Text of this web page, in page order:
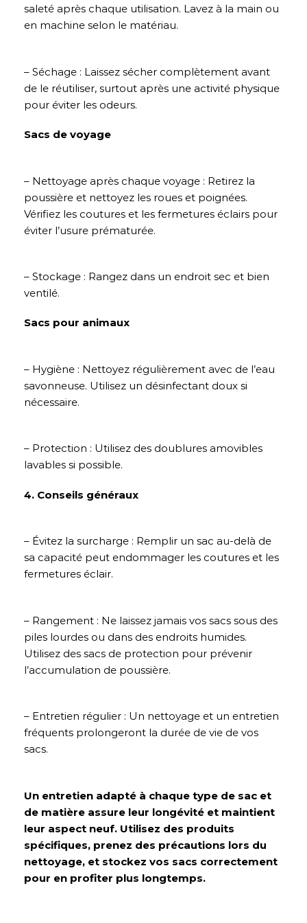
saleté après chaque utilisation. Lavez à la main ou
en machine selon le matériau.
– Séchage : Laissez sécher complètement avant
de le réutiliser, surtout après une activité physique
pour éviter les odeurs.
Sacs de voyage
– Nettoyage après chaque voyage : Retirez la
poussière et nettoyez les roues et poignées.
Vérifiez les coutures et les fermetures éclairs pour
éviter l’usure prématurée.
– Stockage : Rangez dans un endroit sec et bien
ventilé.
Sacs pour animaux
– Hygiène : Nettoyez régulièrement avec de l’eau
savonneuse. Utilisez un désinfectant doux si
nécessaire.
– Protection : Utilisez des doublures amovibles
lavables si possible.
4. Conseils généraux
– Évitez la surcharge : Remplir un sac au-delà de
sa capacité peut endommager les coutures et les
fermetures éclair.
– Rangement : Ne laissez jamais vos sacs sous des
piles lourdes ou dans des endroits humides.
Utilisez des sacs de protection pour prévenir
l’accumulation de poussière.
– Entretien régulier : Un nettoyage et un entretien
fréquents prolongeront la durée de vie de vos
sacs.
Un entretien adapté à chaque type de sac et
de matière assure leur longévité et maintient
leur aspect neuf. Utilisez des produits
spécifiques, prenez des précautions lors du
nettoyage, et stockez vos sacs correctement
pour en profiter plus longtemps.